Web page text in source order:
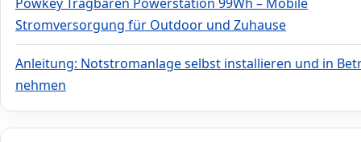
Stromversorgung für Outdoor und Zuhause
Anleitung: Notstromanlage selbst installieren und in
nehmen